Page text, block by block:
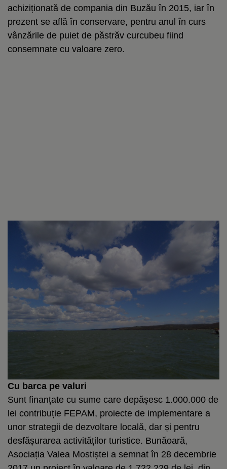
achiziționată de compania din Buzău în 2015, iar în
prezent se află în conservare, pentru anul în curs
vânzările de puiet de păstrăv curcubeu fiind
consemnate cu valoare zero.
Cu barca pe valuri
Sunt finanțate cu sume care depășesc 1.000.000 de
lei contribuție FEPAM, proiecte de implementare a
unor strategii de dezvoltare locală, dar și pentru
desfășurarea activităților turistice. Bunăoară,
Asociația Valea Mostiștei a semnat în 28 decembrie